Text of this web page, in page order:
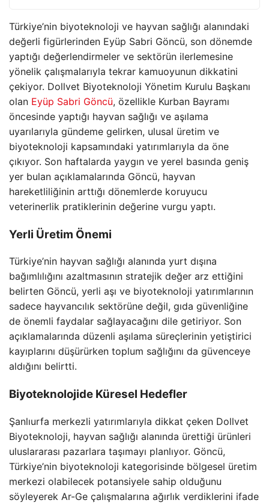
Türkiye’nin biyoteknoloji ve hayvan sağlığı alanındaki
değerli figürlerinden Eyüp Sabri Göncü, son dönemde
yaptığı değerlendirmeler ve sektörün ilerlemesine
yönelik çalışmalarıyla tekrar kamuoyunun dikkatini
çekiyor. Dollvet Biyoteknoloji Yönetim Kurulu Başkanı
olan Eyüp Sabri Göncü, özellikle Kurban Bayramı
öncesinde yaptığı hayvan sağlığı ve aşılama
uyarılarıyla gündeme gelirken, ulusal üretim ve
biyoteknoloji kapsamındaki yatırımlarıyla da öne
çıkıyor. Son haftalarda yaygın ve yerel basında geniş
yer bulan açıklamalarında Göncü, hayvan
hareketliliğinin arttığı dönemlerde koruyucu
veterinerlik pratiklerinin değerine vurgu yaptı.
Yerli Üretim Önemi
Türkiye’nin hayvan sağlığı alanında yurt dışına
bağımlılığını azaltmasının stratejik değer arz ettiğini
belirten Göncü, yerli aşı ve biyoteknoloji yatırımlarının
sadece hayvancılık sektörüne değil, gıda güvenliğine
de önemli faydalar sağlayacağını dile getiriyor. Son
açıklamalarında düzenli aşılama süreçlerinin yetiştirici
kayıplarını düşürürken toplum sağlığını da güvenceye
aldığını belirtti.
Biyoteknolojide Küresel Hedefler
Şanlıurfa merkezli yatırımlarıyla dikkat çeken Dollvet
Biyoteknoloji, hayvan sağlığı alanında ürettiği ürünleri
uluslararası pazarlara taşımayı planlıyor. Göncü,
Türkiye’nin biyoteknoloji kategorisinde bölgesel üretim
merkezi olabilecek potansiyele sahip olduğunu
söyleyerek Ar-Ge çalışmalarına ağırlık verdiklerini ifade